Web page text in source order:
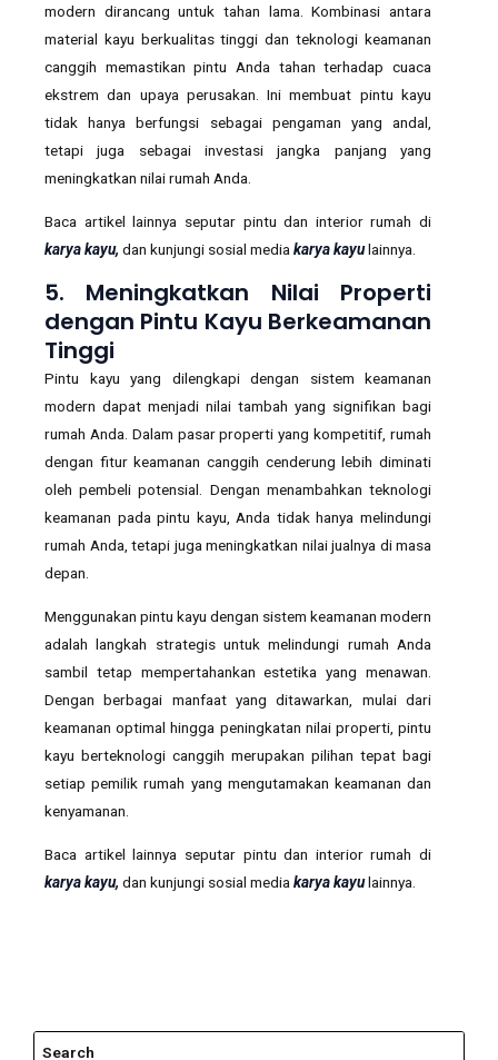
modern dirancang untuk tahan lama. Kombinasi antara
material kayu berkualitas tinggi dan teknologi keamanan
canggih memastikan pintu Anda tahan terhadap cuaca
ekstrem dan upaya perusakan. Ini membuat pintu kayu
tidak hanya berfungsi sebagai pengaman yang andal,
tetapi juga sebagai investasi jangka panjang yang
meningkatkan nilai rumah Anda.
Baca artikel lainnya seputar pintu dan interior rumah di
karya kayu, dan kunjungi sosial media karya kayulainnya.
5.
Meningkatkan Nilai Properti
dengan Pintu Kayu Berkeamanan
Tinggi
Pintu kayu yang dilengkapi dengan sistem keamanan
modern dapat menjadi nilai tambah yang signifikan bagi
rumah Anda. Dalam pasar properti yang kompetitif, rumah
dengan fitur keamanan canggih cenderung lebih diminati
oleh pembeli potensial. Dengan menambahkan teknologi
keamanan pada pintu kayu, Anda tidak hanya melindungi
rumah Anda, tetapi juga meningkatkan nilai jualnya di masa
depan.
Menggunakan pintu kayu dengan sistem keamanan modern
adalah langkah strategis untuk melindungi rumah Anda
sambil tetap mempertahankan estetika yang menawan.
Dengan berbagai manfaat yang ditawarkan, mulai dari
keamanan optimal hingga peningkatan nilai properti, pintu
kayu berteknologi canggih merupakan pilihan tepat bagi
setiap pemilik rumah yang mengutamakan keamanan dan
kenyamanan.
Baca artikel lainnya seputar pintu dan interior rumah di
karya kayu, dan kunjungi sosial media karya kayulainnya.